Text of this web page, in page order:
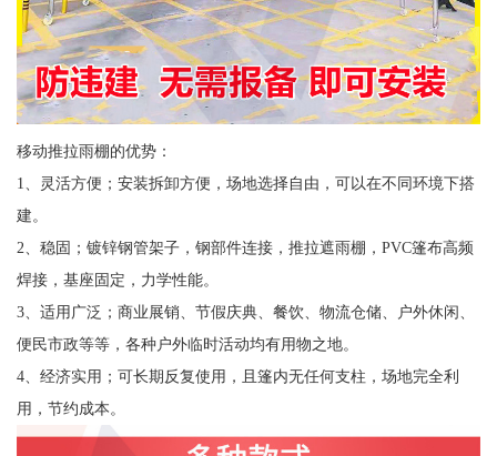
移动推拉雨棚的优势：
1、灵活方便；安装拆卸方便，场地选择自由，可以在不同环境下搭
建。
2、稳固；镀锌钢管架子，钢部件连接，推拉遮雨棚，PVC篷布高频
焊接，基座固定，力学性能。
3、适用广泛；商业展销、节假庆典、餐饮、物流仓储、户外休闲、
便民市政等等，各种户外临时活动均有用物之地。
4、经济实用；可长期反复使用，且篷内无任何支柱，场地完全利
用，节约成本。